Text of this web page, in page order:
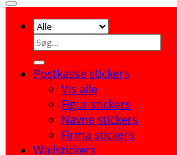
Søg
Postkasse stickers
Vis alle
Figur stickers
Navne stickers
Firma stickers
Wallstickers